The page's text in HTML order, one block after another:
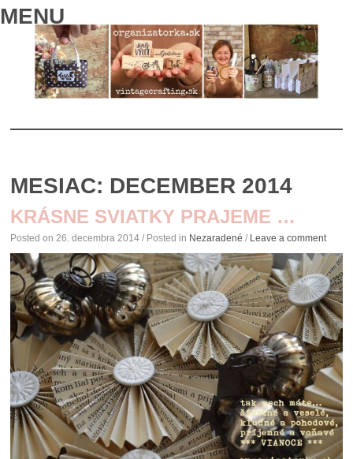
MENU
CONTENT
MESIAC: DECEMBER 2014
KRÁSNE SVIATKY PRAJEME …
Posted on 26. decembra 2014 / Posted in Nezaradené / Leave a comment